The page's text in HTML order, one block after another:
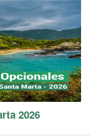
2026